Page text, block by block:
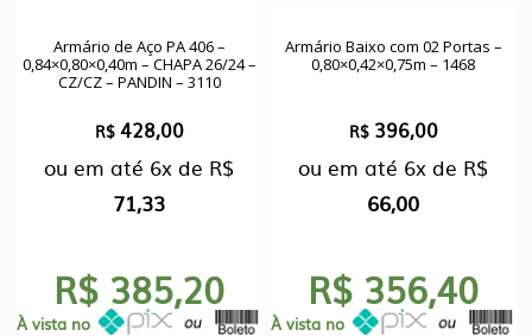
Armário de Aço PA 406 –
0,84×0,80×0,40m – CHAPA 26/24 –
CZ/CZ – PANDIN – 3110
R$ 428,00
ou em até 6x de R$
71,33
R$ 385,20
À vista no
Armário Baixo com 02 Portas –
0,80×0,42×0,75m – 1468
R$ 396,00
ou em até 6x de R$
66,00
R$ 356,40
À vista no